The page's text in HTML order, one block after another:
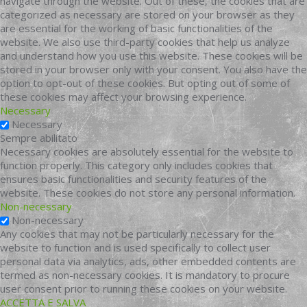
categorized as necessary are stored on your browser as they
are essential for the working of basic functionalities of the
website. We also use third-party cookies that help us analyze
and understand how you use this website. These cookies will be
stored in your browser only with your consent. You also have the
option to opt-out of these cookies. But opting out of some of
these cookies may affect your browsing experience.
Necessary
Necessary
Sempre abilitato
Necessary cookies are absolutely essential for the website to
function properly. This category only includes cookies that
ensures basic functionalities and security features of the
website. These cookies do not store any personal information.
Non-necessary
Non-necessary
Any cookies that may not be particularly necessary for the
website to function and is used specifically to collect user
personal data via analytics, ads, other embedded contents are
termed as non-necessary cookies. It is mandatory to procure
user consent prior to running these cookies on your website.
ACCETTA E SALVA